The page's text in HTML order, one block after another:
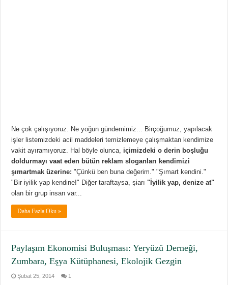
Ne çok çalışıyoruz. Ne yoğun gündemimiz... Birçoğumuz, yapılacak
işler listemizdeki acil maddeleri temizlemeye çalışmaktan kendimize
vakit ayıramıyoruz. Hal böyle olunca, içimizdeki o derin boşluğu
doldurmayı vaat eden bütün reklam sloganları kendimizi
şımartmak üzerine: "Çünkü ben buna değerim." "Şımart kendini."
"Bir iyilik yap kendine!" Diğer taraftaysa, şiarı"İyilik yap, denize at"
olan bir grup insan var...
Daha Fazla Oku »
Paylaşım Ekonomisi Buluşması: Yeryüzü Derneği,
Zumbara, Eşya Kütüphanesi, Ekolojik Gezgin
Şubat 25, 2014 1